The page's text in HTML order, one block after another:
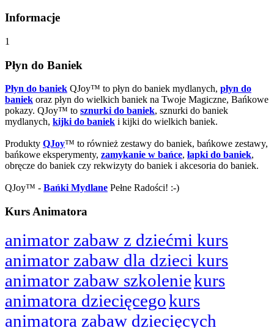
Informacje
1
Płyn do Baniek
Płyn do baniek QJoy™ to płyn do baniek mydlanych, płyn do
baniek oraz płyn do wielkich baniek na Twoje Magiczne, Bańkowe
pokazy. QJoy™ to sznurki do baniek, sznurki do baniek
mydlanych, kijki do baniek i kijki do wielkich baniek.
Produkty QJoy™ to również zestawy do baniek, bańkowe zestawy,
bańkowe eksperymenty, zamykanie w bańce, łapki do baniek,
obręcze do baniek czy rekwizyty do baniek i akcesoria do baniek.
QJoy™ - Bańki Mydlane Pełne Radości! :-)
Kurs Animatora
animator zabaw z dziećmi kurs
animator zabaw dla dzieci kurs
animator zabaw szkoleniekurs
animatora dziecięcegokurs
animatora zabaw dziecięcych